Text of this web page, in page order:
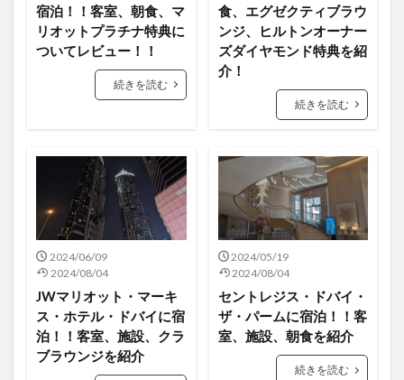
宿泊！！客室、朝食、マ
リオットプラチナ特典に
ついてレビュー！！
続きを読む
食、エグゼクティブラウ
ンジ、ヒルトンオーナー
ズダイヤモンド特典を紹
介！
続きを読む
2024/06/09
2024/08/04
JWマリオット・マーキ
ス・ホテル・ドバイに宿
泊！！客室、施設、クラ
ブラウンジを紹介
2024/05/19
2024/08/04
セントレジス・ドバイ・
ザ・パームに宿泊！！客
室、施設、朝食を紹介
続きを読む